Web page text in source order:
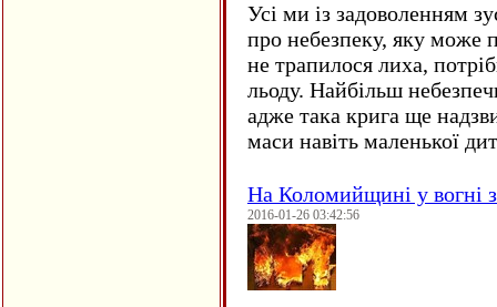
Усі ми із задоволенням
про небезпеку, яку може
не трапилося лиха,
льоду. Найбільш
адже така крига ще
маси навіть маленької
На Коломийщині у вогні
2016-01-26 03:42:56